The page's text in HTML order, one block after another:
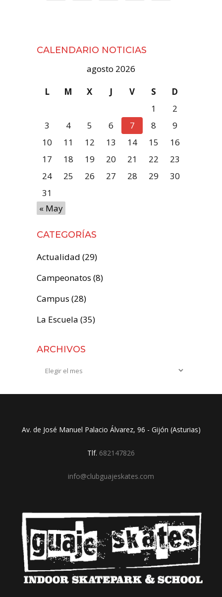
CALENDARIO NOTICIAS
agosto 2026
L
M X J V S
D
1
2
3
4 5 6 7 8
9
10
11 12 13 14 15
16
17
18 19 20 21 22
23
24
25 26 27 28 29
30
31
« May
CATEGORÍAS
Actualidad (29)
Campeonatos (8)
Campus (28)
La Escuela (35)
ARCHIVOS
Archivos
Av. de José Manuel Palacio Álvarez, 96 - Gijón (Asturias)
Tlf. 682147826
info@clubguajeskates.com